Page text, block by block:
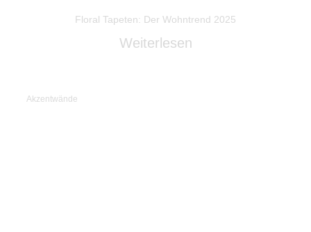
Floral Tapeten: Der Wohntrend 2025
Weiterlesen
Akzentwände